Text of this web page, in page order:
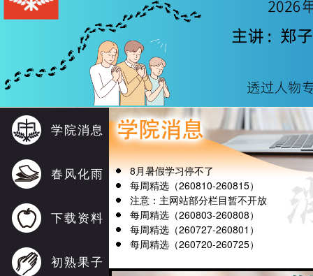
学院消息
春风化雨
下载资料
初熟果子
8月暑假学习停不了
每周精选（260810-260815）
注意：主网站部分栏目暂不开放
每周精选（260803-260808）
每周精选（260727-260801）
每周精选（260720-260725）